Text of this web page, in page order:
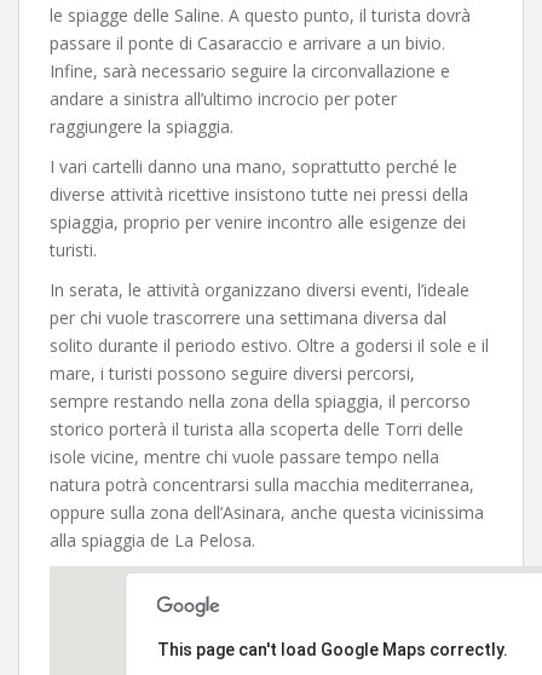
le spiagge delle Saline. A questo punto, il turista dovrà
passare il ponte di Casaraccio e arrivare a un bivio.
Infine, sarà necessario seguire la circonvallazione e
andare a sinistra all’ultimo incrocio per poter
raggiungere la spiaggia.
I vari cartelli danno una mano, soprattutto perché le
diverse attività ricettive insistono tutte nei pressi della
spiaggia, proprio per venire incontro alle esigenze dei
turisti.
In serata, le attività organizzano diversi eventi, l’ideale
per chi vuole trascorrere una settimana diversa dal
solito durante il periodo estivo. Oltre a godersi il sole e il
mare, i turisti possono seguire diversi percorsi,
sempre restando nella zona della spiaggia, il percorso
storico porterà il turista alla scoperta delle Torri delle
isole vicine, mentre chi vuole passare tempo nella
natura potrà concentrarsi sulla macchia mediterranea,
oppure sulla zona dell’Asinara, anche questa vicinissima
alla spiaggia de La Pelosa.
This page can't load Google Maps correctly.